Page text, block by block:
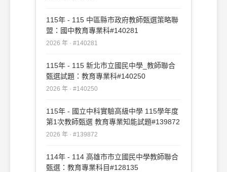
115年 - 115 中區縣市政府教師甄選策略聯
盟：國中教育專業科#140281
2026 年 · #140281
115年 - 115 新北市立國民中學_教師聯合
甄選試題：教育專業科#140250
2026 年 · #140250
115年 - 國立中科實驗高級中學 115學年度
第1次教師甄選 教育專業知能試題#139872
2026 年 · #139872
114年 - 114 高雄市市立國民中學教師聯合
甄選：教育專業科目#128135